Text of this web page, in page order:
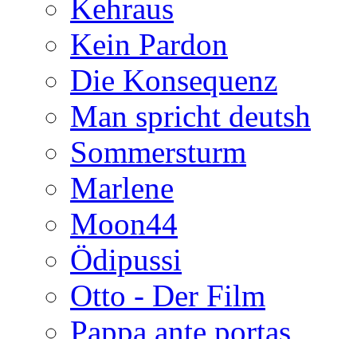
Kehraus
Kein Pardon
Die Konsequenz
Man spricht deutsh
Sommersturm
Marlene
Moon44
Ödipussi
Otto - Der Film
Pappa ante portas